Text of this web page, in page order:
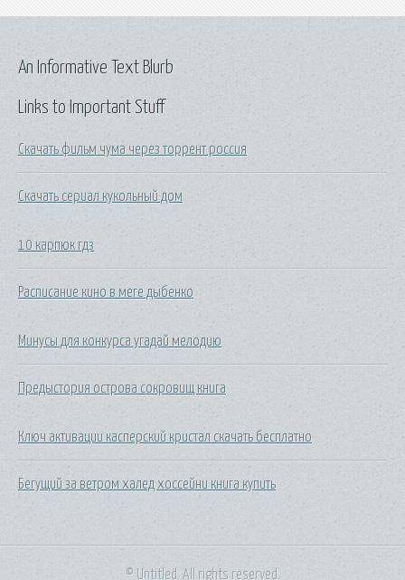
Links to Important Stuff
Скачать фильм чума через торрент россия
Скачать сериал кукольный дом
10 карпюк гдз
Расписание кино в меге дыбенко
Минусы для конкурса угадай мелодию
Предыстория острова сокровищ книга
Ключ активации касперский кристал скачать бесплатно
Бегущий за ветром халед хоссейни книга купить
An Informative Text Blurb
© Untitled. All rights reserved.